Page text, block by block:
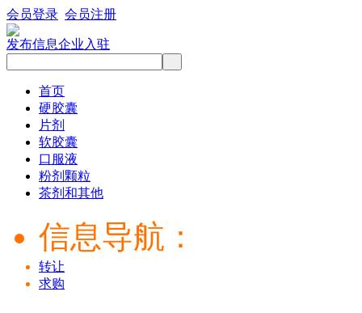
会员登录 会员注册
发布信息企业入驻
首页
硬胶囊
片剂
软胶囊
口服液
粉剂颗粒
茶剂和其他
信息导航：
转让
求购